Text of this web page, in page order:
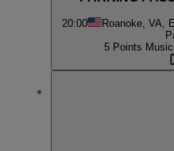
20:00 Roanoke, VA,
5 Points